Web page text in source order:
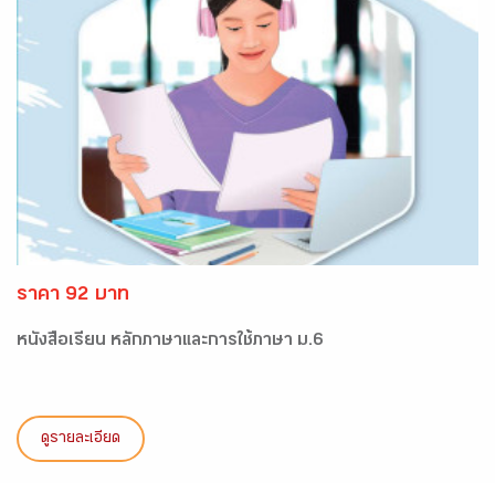
ราคา 92 บาท
หนังสือเรียน หลักภาษาและการใช้ภาษา ม.6
ดูรายละเอียด